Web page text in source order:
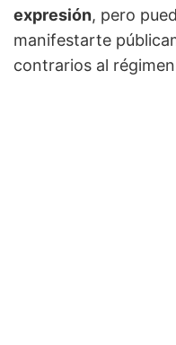
expresión, pero
manifestarte
contrarios al